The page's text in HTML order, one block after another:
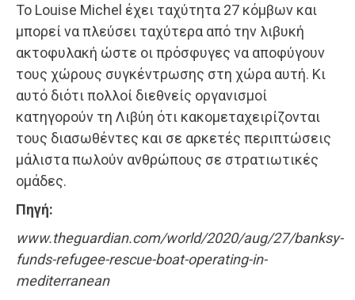
Το Louise Michel έχει ταχύτητα 27 κόμβων και
μπορεί να πλεύσει ταχύτερα από την λιβυκή
ακτοφυλακή ώστε οι πρόσφυγες να αποφύγουν
τους χώρους συγκέντρωσης στη χώρα αυτή. Κι
αυτό διότι πολλοί διεθνείς οργανισμοί
κατηγορούν τη Λιβύη ότι κακομεταχειρίζονται
τους διασωθέντες και σε αρκετές περιπτώσεις
μάλιστα πωλούν ανθρώπους σε στρατιωτικές
ομάδες.
Πηγή:
www.theguardian.com/world/2020/aug/27/banksy-
funds-refugee-rescue-boat-operating-in-
mediterranean